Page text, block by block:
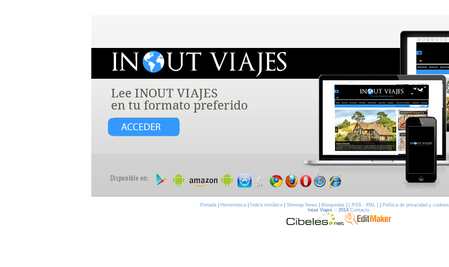
Portada Hemeroteca Índice temático Sitemap News Búsquedas [ RSS - XML ] Política de privacidad y cookies
Inout Viajes :: 2014 Contacto